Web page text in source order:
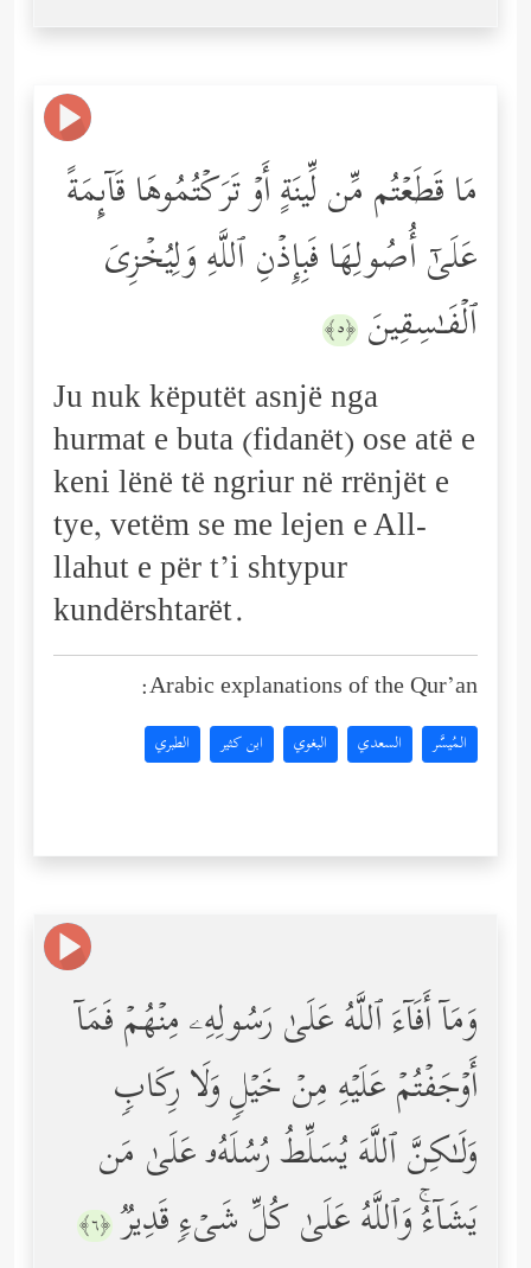
مَا قَطَعۡتُم مِّن لِّینَةٍ أَوۡ تَرَكۡتُمُوهَا قَاۤىِٕمَةً
عَلَىٰۤ أُصُولِهَا فَبِإِذۡنِ ٱللَّهِ وَلِیُخۡزِیَ
ٱلۡفَـٰسِقِینَ ﴿٥﴾
Ju nuk këputët asnjë nga
hurmat e buta (fidanët) ose atë e
keni lënë të ngriur në rrënjët e
tye, vetëm se me lejen e All-
llahut e për t’i shtypur
kundërshtarët.
Arabic explanations of the Qur’an:
المُيسَّر السعدي البغوي ابن كثير الطبري
وَمَاۤ أَفَاۤءَ ٱللَّهُ عَلَىٰ رَسُولِهِۦ مِنۡهُمۡ فَمَاۤ
أَوۡجَفۡتُمۡ عَلَیۡهِ مِنۡ خَیۡلࣲ وَلَا رِكَابࣲ
وَلَـٰكِنَّ ٱللَّهَ یُسَلِّطُ رُسُلَهُۥ عَلَىٰ مَن
یَشَاۤءُۚ وَٱللَّهُ عَلَىٰ كُلِّ شَیۡءࣲ قَدِیرࣱ ﴿٦﴾